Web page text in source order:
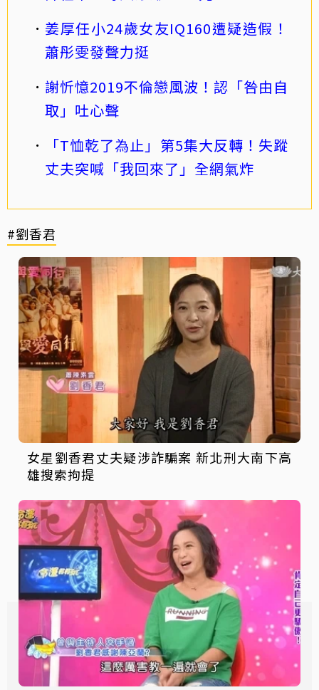
姜厚任小24歲女友IQ160遭疑造假！
蕭彤雯發聲力挺
謝忻憶2019不倫戀風波！認「咎由自
取」吐心聲
「T恤乾了為止」第5集大反轉！失蹤
丈夫突喊「我回來了」全網氣炸
#劉香君
女星劉香君丈夫疑涉詐騙案 新北刑大南下高
雄搜索拘提